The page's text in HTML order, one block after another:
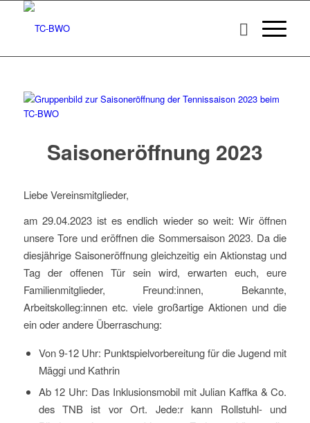
Saisoneröffnung 2023
Liebe Vereinsmitglieder,
am 29.04.2023 ist es endlich wieder so weit: Wir öffnen
unsere Tore und eröffnen die Sommersaison 2023. Da die
diesjährige Saisoneröffnung gleichzeitig ein Aktionstag und
Tag der offenen Tür sein wird, erwarten euch, eure
Familienmitglieder, Freund:innen, Bekannte,
Arbeitskolleg:innen etc. viele großartige Aktionen und die
ein oder andere Überraschung:
Von 9-12 Uhr: Punktspielvorbereitung für die Jugend mit
Mäggi und Kathrin
Ab 12 Uhr: Das Inklusionsmobil mit Julian Kaffka & Co.
des TNB ist vor Ort. Jede:r kann Rollstuhl- und